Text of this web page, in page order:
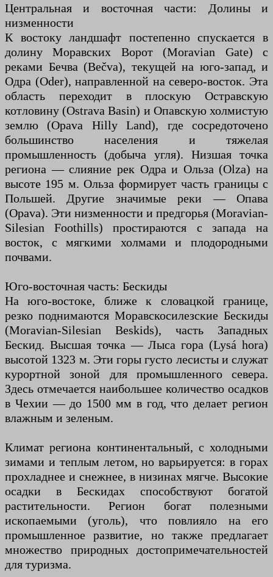
Центральная и восточная части: Долины и
низменности
К востоку ландшафт постепенно спускается в
долину Моравских Ворот (Moravian Gate) с
реками Бечва (Bečva), текущей на юго-запад, и
Одра (Oder), направленной на северо-восток. Эта
область переходит в плоскую Остравскую
котловину (Ostrava Basin) и Опавскую холмистую
землю (Opava Hilly Land), где сосредоточено
большинство населения и тяжелая
промышленность (добыча угля). Низшая точка
региона — слияние рек Одра и Ольза (Olza) на
высоте 195 м. Ольза формирует часть границы с
Польшей. Другие значимые реки — Опава
(Opava). Эти низменности и предгорья (Moravian-
Silesian Foothills) простираются с запада на
восток, с мягкими холмами и плодородными
почвами.
Юго-восточная часть: Бескиды
На юго-востоке, ближе к словацкой границе,
резко поднимаются Моравскосилезские Бескиды
(Moravian-Silesian Beskids), часть Западных
Бескид. Высшая точка — Лыса гора (Lysá hora)
высотой 1323 м. Эти горы густо лесисты и служат
курортной зоной для промышленного севера.
Здесь отмечается наибольшее количество осадков
в Чехии — до 1500 мм в год, что делает регион
влажным и зеленым.
Климат региона континентальный, с холодными
зимами и теплым летом, но варьируется: в горах
прохладнее и снежнее, в низинах мягче. Высокие
осадки в Бескидах способствуют богатой
растительности. Регион богат полезными
ископаемыми (уголь), что повлияло на его
промышленное развитие, но также предлагает
множество природных достопримечательностей
для туризма.